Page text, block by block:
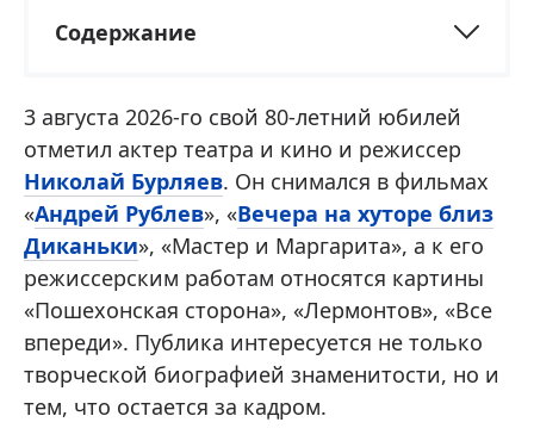
Содержание
3 августа 2026-го свой 80-летний юбилей
отметил актер театра и кино и режиссер
Николай Бурляев. Он снимался в фильмах
«Андрей Рублев», «Вечера на хуторе близ
Диканьки», «Мастер и Маргарита», а к его
режиссерским работам относятся картины
«Пошехонская сторона», «Лермонтов», «Все
впереди». Публика интересуется не только
творческой биографией знаменитости, но и
тем, что остается за кадром.